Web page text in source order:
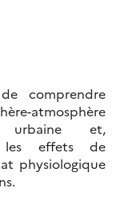
comprendre
atmosphère
urbaine et,
les effets de
physiologique